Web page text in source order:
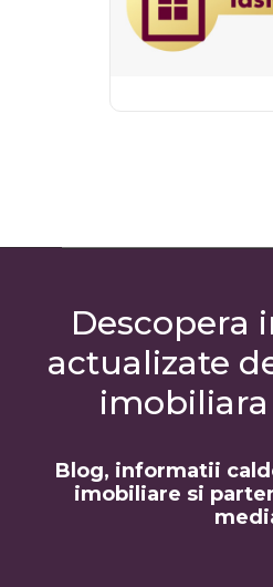
Descopera
actualizate
Blog, informatii
imobiliare si